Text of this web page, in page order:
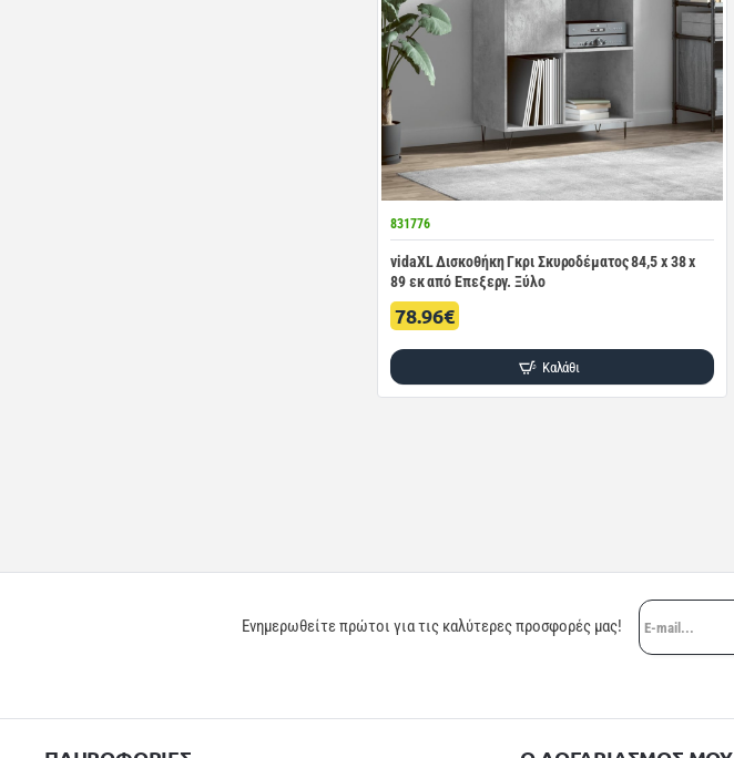
831776
vidaXL Δισκοθήκη Γκρι Σκυροδέματος 84,5 x 38 x
89 εκ από Επεξεργ. Ξύλο
78.96€
Καλάθι
Ενημερωθείτε πρώτοι για τις καλύτερες προσφορές μας!
E-
mail...